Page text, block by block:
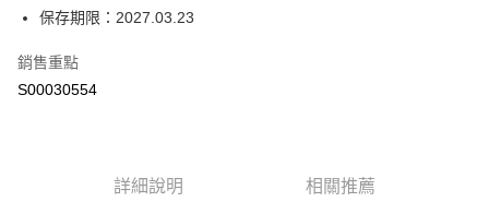
Apple Pay
街口支付
全盈+PAY
保存期限：2027.03.23
銷售重點
S00030554
詳細說明 相關推薦